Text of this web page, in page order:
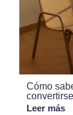
Cómo
Leer más